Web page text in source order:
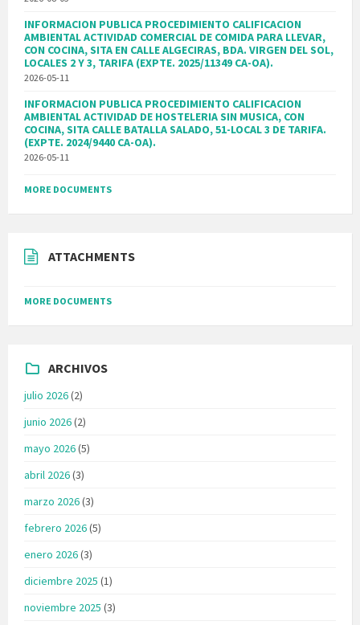
INFORMACION PUBLICA PROCEDIMIENTO CALIFICACION
AMBIENTAL ACTIVIDAD COMERCIAL DE COMIDA PARA LLEVAR,
CON COCINA, SITA EN CALLE ALGECIRAS, BDA. VIRGEN DEL SOL,
LOCALES 2 Y 3, TARIFA (EXPTE. 2025/11349 CA-OA).
2026-05-11
INFORMACION PUBLICA PROCEDIMIENTO CALIFICACION
AMBIENTAL ACTIVIDAD DE HOSTELERIA SIN MUSICA, CON
COCINA, SITA CALLE BATALLA SALADO, 51-LOCAL 3 DE TARIFA.
(EXPTE. 2024/9440 CA-OA).
2026-05-11
MORE DOCUMENTS
ATTACHMENTS
MORE DOCUMENTS
ARCHIVOS
julio 2026(2)
junio 2026(2)
mayo 2026(5)
abril 2026(3)
marzo 2026(3)
febrero 2026(5)
enero 2026(3)
diciembre 2025 (1)
noviembre 2025 (3)